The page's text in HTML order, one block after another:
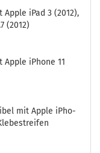
iPad 3 (2012),
(2012)
iPho­ne 11
mit Apple iPho­